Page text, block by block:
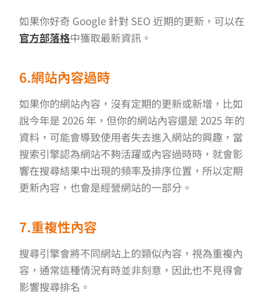
如果你好奇 Google 針對 SEO 近期的更新，可以在
官方部落格中獲取最新資訊。
6.網站內容過時
如果你的網站內容，沒有定期的更新或新增，比如
說今年是 2026 年，但你的網站內容還是 2025 年的
資料，可能會導致使用者失去進入網站的興趣，當
搜索引擎認為網站不夠活躍或內容過時時，就會影
響在搜尋結果中出現的頻率及排序位置，所以定期
更新內容，也會是經營網站的一部分。
7.重複性內容
搜尋引擎會將不同網站上的類似內容，視為重複內
容，通常這種情況有時並非刻意，因此也不見得會
影響搜尋排名。